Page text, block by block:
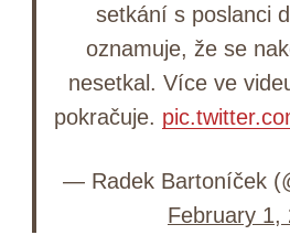
setkání s poslanci
oznamuje, že se
nesetkal. Více ve
pokračuje.
— Radek Bartoníček
February 1,